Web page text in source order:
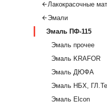
Лакокрасочные
Эмали
Эмаль ПФ-115
Эмаль прочее
Эмаль KRAFOR
Эмаль ДЮФА
Эмаль НБХ,
Эмаль Elcon